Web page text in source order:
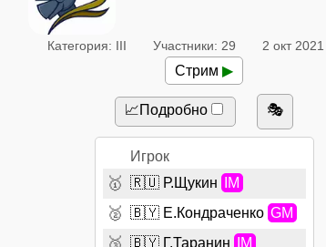
Категория: III Участники: 29 2 окт
Стрим ▶
📈Подробно 🎭
Игрок
🥇 🇷🇺 Р.Щукин IM
🥈 🇧🇾 Е.Кондраченко GM
🥉 🇧🇾 Г.Таранин IM